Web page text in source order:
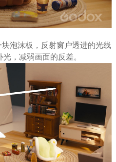
泡沫板，反射窗户透进的光线
，减弱画面的反差。